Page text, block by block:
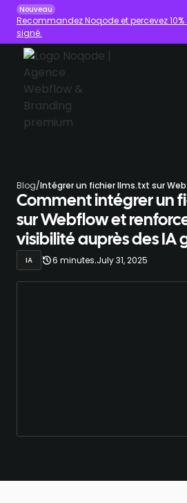
Nouveau
Recommandez Noqode et percevez
signé.
Blog/Intégrer un fichier llms.txt sur
Comment intégrer un
sur Webflow et
visibilité auprès des IA
IA 6 minutes.July 31, 2025